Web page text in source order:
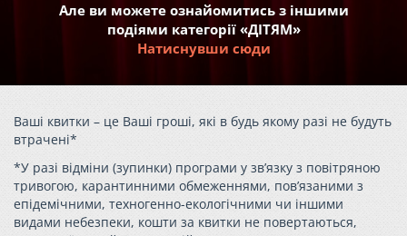
Але ви можете ознайомитись з іншими
подіями категорії «ДІТЯМ»
Натиснувши сюди
Ваші квитки – це Ваші гроші, які в будь якому разі не будуть
втрачені*
*У разі відміни (зупинки) програми у зв’язку з повітряною
тривогою, карантинними обмеженнями, пов’язаними з
епідемічними, техногенно-екологічними чи іншими
видами небезпеки, кошти за квитки не повертаються,